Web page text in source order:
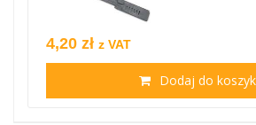
4,20 zł z VAT
Dodaj do